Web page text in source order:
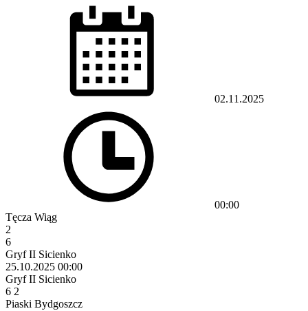
02.11.2025
00:00
Tęcza Wiąg
2
6
Gryf II Sicienko
25.10.2025 00:00
Gryf II Sicienko
6 2
Piaski Bydgoszcz